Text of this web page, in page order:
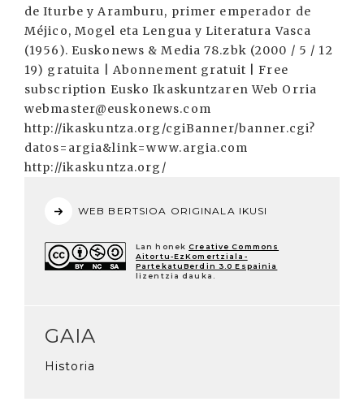
de Iturbe y Aramburu, primer emperador de
Méjico, Mogel eta Lengua y Literatura Vasca
(1956). Euskonews & Media 78.zbk (2000 / 5 / 12
19) gratuita | Abonnement gratuit | Free
subscription Eusko Ikaskuntzaren Web Orria
webmaster@euskonews.com
http://ikaskuntza.org/cgiBanner/banner.cgi?
datos=argia&link=www.argia.com
http://ikaskuntza.org/
WEB BERTSIOA ORIGINALA IKUSI
Lan honek Creative Commons
Aitortu-EzKomertziala-
PartekatuBerdin 3.0 Espainia
lizentzia dauka.
GAIA
Historia